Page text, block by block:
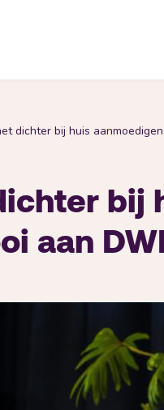
dichter bij huis
bij
aan